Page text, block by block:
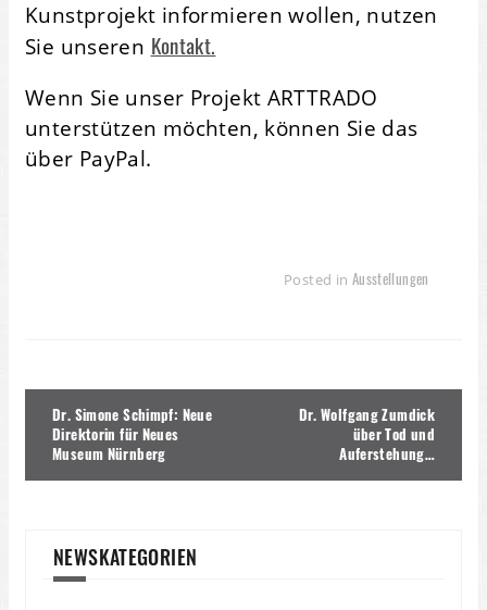
Kunstprojekt informieren wollen, nutzen
Sie unseren Kontakt.
Wenn Sie unser Projekt ARTTRADO
unterstützen möchten, können Sie das
über PayPal.
Posted in Ausstellungen
Beitragsnavigation
Dr. Simone Schimpf: Neue
Direktorin für Neues
Museum Nürnberg
Dr. Wolfgang Zumdick
über Tod und
Auferstehung…
NEWSKATEGORIEN